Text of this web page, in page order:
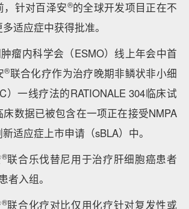
，针对百泽安®的全球开发项目正在不
适应症中获得批准。
瘤内科学会（ESMO）线上年会中首
®联合化疗作为治疗晚期非鳞状非小细
）一线疗法的RATIONALE 304临床试
数据已被包含在一项正在接受NMPA
适应症上市申请（sBLA）中。
®联合乐伐替尼用于治疗肝细胞癌患者
者入组。
®联合化疗对比仅用化疗针对复发性或